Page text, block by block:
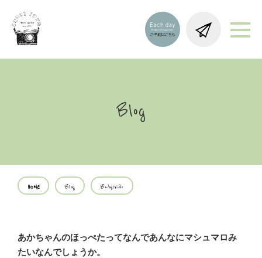
Blog
HOME Blog Baby/Kids
あかちゃんのほっぺたってなんであんなにマシュマロみ
たいなんでしょうか。